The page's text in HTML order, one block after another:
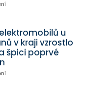
u
v kraji vzrostlo
špici poprvé